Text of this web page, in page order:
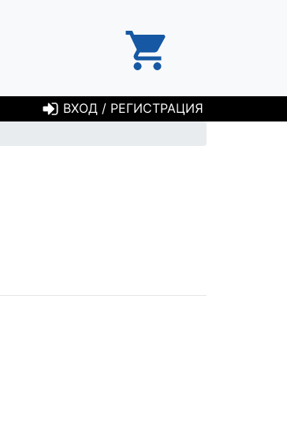
ВХОД / РЕГИСТРАЦИЯ